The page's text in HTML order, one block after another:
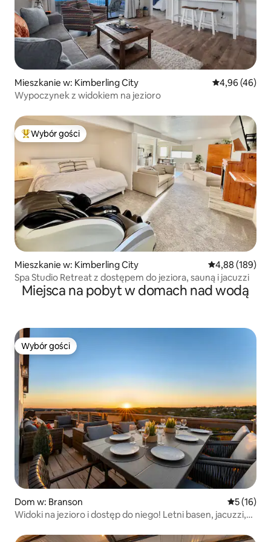
Mieszkanie w: Kimberling City Średnia
4,96 (46)
Wypoczynek z widokiem na jezioro
Najpopularniejsze z kategorii Wybór gości
Wybór gości
Mieszkanie w: Kimberling City Średnia
4,88 (189)
Spa Studio Retreat z dostępem do jeziora, sauną i jacuzzi
Miejsca na pobyt w domach nad wodą
Wybór gości
Wybór gości
Dom w: Branson Średnia
5 (16)
Widoki na jezioro i dostęp do niego! Letni basen, jacuzzi,